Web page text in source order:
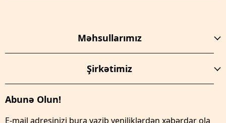
Məhsullarımız
Şirkətimiz
Abunə Olun!
E-mail adresinizi bura yazib yeniliklərdən xəbərdar ola